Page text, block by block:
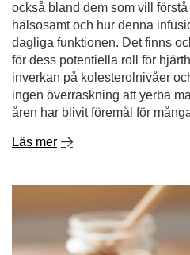
också bland dem som vill
hälsosamt och hur denna
dagliga funktionen. Det finns
för dess potentiella roll för
inverkan på kolesterolnivåer
ingen överraskning att yerba
åren har blivit föremål för
Läs mer